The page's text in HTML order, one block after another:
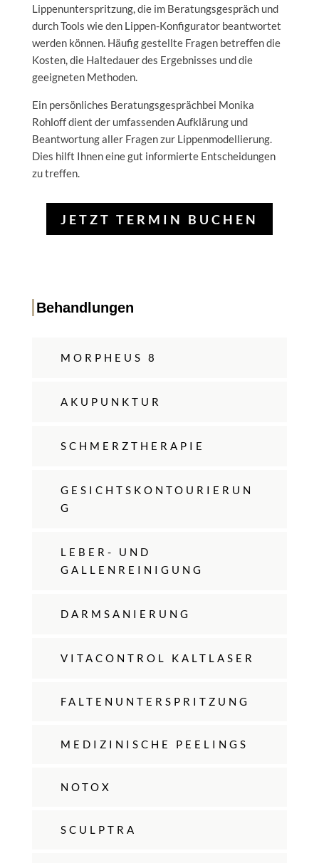
Lippenunterspritzung, die im Beratungsgespräch und
durch Tools wie den Lippen-Konfigurator beantwortet
werden können. Häufig gestellte Fragen betreffen die
Kosten, die Haltedauer des Ergebnisses und die
geeigneten Methoden.
Ein persönliches Beratungsgesprächbei Monika
Rohloff dient der umfassenden Aufklärung und
Beantwortung aller Fragen zur Lippenmodellierung.
Dies hilft Ihnen eine gut informierte Entscheidungen
zu treffen.
JETZT TERMIN BUCHEN
Behandlungen
MORPHEUS 8
AKUPUNKTUR
SCHMERZTHERAPIE
GESICHTSKONTOURIERUN
G
LEBER- UND
GALLENREINIGUNG
DARMSANIERUNG
VITACONTROL KALTLASER
FALTENUNTERSPRITZUNG
MEDIZINISCHE PEELINGS
NOTOX
SCULPTRA